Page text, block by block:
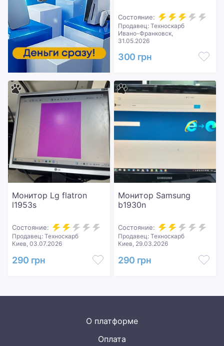
Состояние:
Продавец: Техноскарб
Ивано-Франковск,
31.05.2026
300 грн
Монитор Lg flatron
l1953s
Состояние:
Продавец: Техноскарб
Киев, 03.07.2026
290 грн
Монитор Samsung
b1930n
Состояние:
Продавец: Техноскарб
Киев, 29.03.2026
290 грн
О платформе
Оплата